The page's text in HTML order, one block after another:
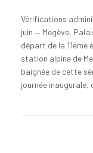
Vérifications
juin — Megève,
départ de la 11ème
station alpine de
baignée de cette
journée